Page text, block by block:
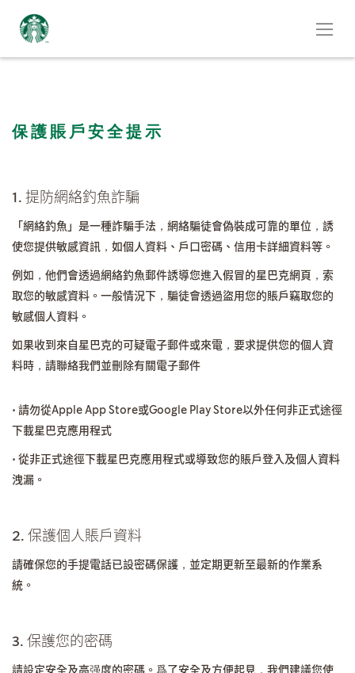
保護賬戶安全提示
1. 提防網絡釣魚詐騙
「網絡釣魚」是一種詐騙手法，網絡騙徒會偽裝成可靠的單位，誘
使您提供敏感資訊，如個人資料、戶口密碼、信用卡詳細資料等。
例如，他們會透過網絡釣魚郵件誘導您進入假冒的星巴克網頁，索
取您的敏感資料。一般情況下，騙徒會透過盜用您的賬戶竊取您的
敏感個人資料。
如果收到來自星巴克的可疑電子郵件或來電，要求提供您的個人資
料時，請聯絡我們並刪除有關電子郵件
• 請勿從Apple App Store或Google Play Store以外任何非正式途徑
下載星巴克應用程式
• 從非正式途徑下載星巴克應用程式或導致您的賬戶登入及個人資料
洩漏。
2. 保護個人賬戶資料
請確保您的手提電話已設密碼保護，並定期更新至最新的作業系
統。
3. 保護您的密碼
請設定安全及高强度的密碼。爲了安全及方便起見，我們建議您使